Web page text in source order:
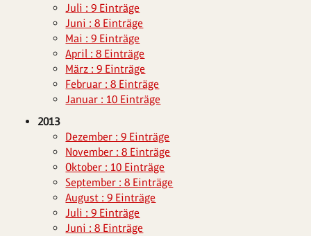
Juli : 9 Einträge
Juni : 8 Einträge
Mai : 9 Einträge
April : 8 Einträge
März : 9 Einträge
Februar : 8 Einträge
Januar : 10 Einträge
2013
Dezember : 9 Einträge
November : 8 Einträge
Oktober : 10 Einträge
September : 8 Einträge
August : 9 Einträge
Juli : 9 Einträge
Juni : 8 Einträge